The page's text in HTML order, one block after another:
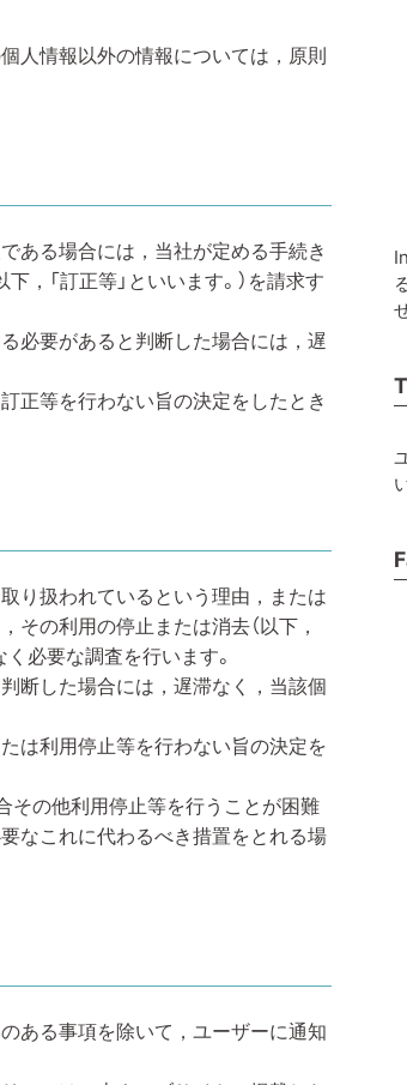
人情報以外の情報については，原則
ある場合には，当社が定める手続き
，「訂正等」といいます。）を請求す
必要があると判断した場合には，遅
正等を行わない旨の決定をしたとき
り扱われているという理由，または
の利用の停止または消去（以下，
く必要な調査を行います。
断した場合には，遅滞なく，当該個
は利用停止等を行わない旨の決定を
その他利用停止等を行うことが困難
なこれに代わるべき措置をとれる場
ある事項を除いて，ユーザーに通知